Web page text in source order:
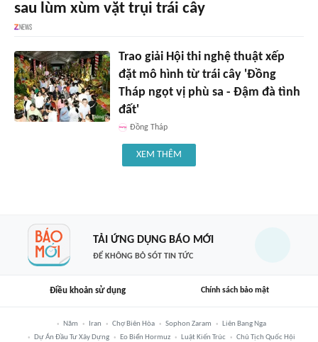
sau lùm xùm vặt trụi trái cây
Trao giải Hội thi nghệ thuật xếp
đặt mô hình từ trái cây 'Đồng
Tháp ngọt vị phù sa - Đậm đà tình
đất'
Đồng Tháp
XEM THÊM
TẢI ỨNG DỤNG BÁO MỚI
ĐỂ KHÔNG BỎ SÓT TIN TỨC
Điều khoản sử dụng Chính sách bảo mật
Năm Iran Chợ Biên Hòa Sophon Zaram
Liên Bang Nga
Dự Án Đầu Tư Xây Dựng
Eo Biển Hormuz Luật Kiến Trúc Chủ Tịch Quốc Hội